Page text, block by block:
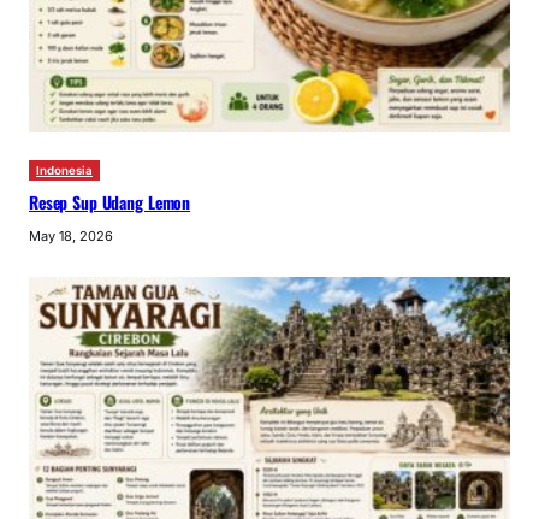
Indonesia
Resep Sup Udang Lemon
May 18, 2026